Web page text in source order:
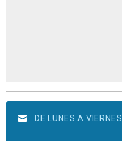
DE LUNES A VIERNES